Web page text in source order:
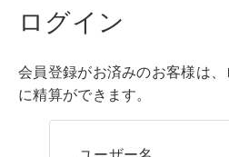
ログイン
会員登録がお済みのお客様は
に精算ができます。